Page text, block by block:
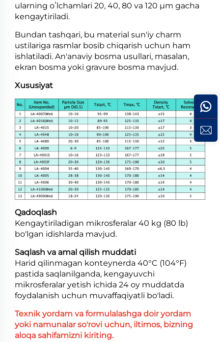
ularning oʻlchamlari 20, 40, 80 va 120 μm gacha
kengaytiriladi.
Bundan tashqari, bu material sun'iy charm
ustilariga rasmlar bosib chiqarish uchun ham
ishlatiladi. An'anaviy bosma usullari, masalan,
ekran bosma yoki gravure bosma mavjud.
Xususiyat
Qadoqlash
Kengaytiriladigan mikrosferalar 40 kg (80 lb)
bo'lgan idishlarda mavjud.
Saqlash va amal qilish muddati
Harid qilinmagan konteynerda 40°C (104°F)
pastida saqlanilganda, kengayuvchi
mikrosferalar yetish ichida 24 oy muddatda
foydalanish uchun muvaffaqiyatli bo'ladi.
Texnik yordam va formulalashga doir yordam
yoki namunalar so'rovi uchun, iltimos, bizning
aloqa sahifamizni kiriting.